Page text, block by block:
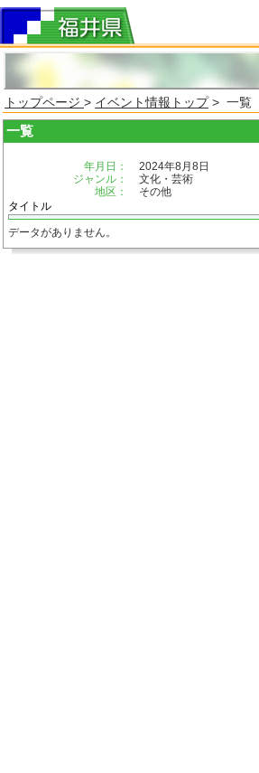
トップページ > イベント情報トップ> 一覧
一覧
年月日：
2024年8月8日
ジャンル：
文化・芸術
地区：
その他
タイトル
データがありません。